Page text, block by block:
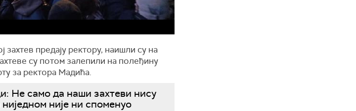
предају ректору, наишли су на
су потом залепили на полеђину
за ректора Мадића.
Не само да наши захтеви нису
није ни споменуо